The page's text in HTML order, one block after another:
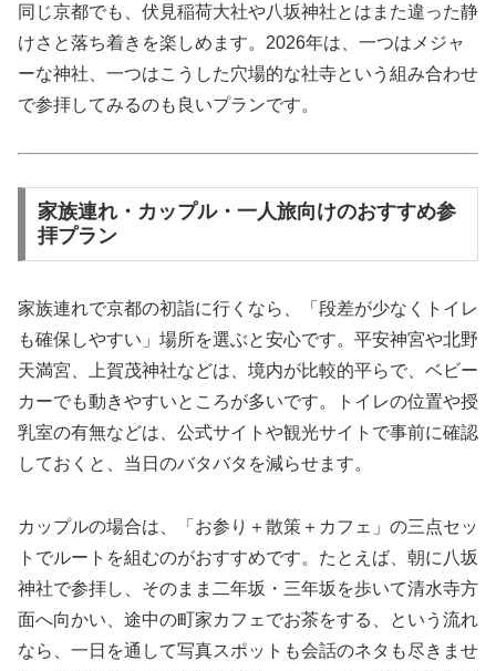
同じ京都でも、伏見稲荷大社や八坂神社とはまた違った静
けさと落ち着きを楽しめます。2026年は、一つはメジャ
ーな神社、一つはこうした穴場的な社寺という組み合わせ
で参拝してみるのも良いプランです。
家族連れ・カップル・一人旅向けのおすすめ参
拝プラン
家族連れで京都の初詣に行くなら、「段差が少なくトイレ
も確保しやすい」場所を選ぶと安心です。平安神宮や北野
天満宮、上賀茂神社などは、境内が比較的平らで、ベビー
カーでも動きやすいところが多いです。トイレの位置や授
乳室の有無などは、公式サイトや観光サイトで事前に確認
しておくと、当日のバタバタを減らせます。
カップルの場合は、「お参り＋散策＋カフェ」の三点セッ
トでルートを組むのがおすすめです。たとえば、朝に八坂
神社で参拝し、そのまま二年坂・三年坂を歩いて清水寺方
面へ向かい、途中の町家カフェでお茶をする、という流れ
なら、一日を通して写真スポットも会話のネタも尽きませ